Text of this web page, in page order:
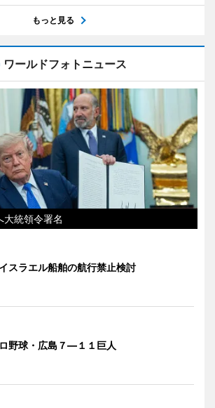
もっと見る
ワールドフォトニュース
大統領令署名
スラエル船舶の航行禁止検討
野球・広島７―１１巨人